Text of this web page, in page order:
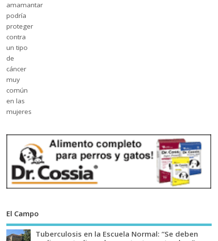
El Campo
Tuberculosis en la Escuela Normal: “Se deben